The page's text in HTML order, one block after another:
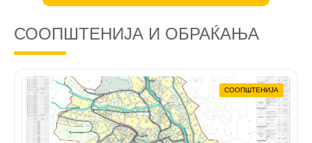
СООПШТЕНИЈА И ОБРАЌАЊА
СООПШТЕНИЈА